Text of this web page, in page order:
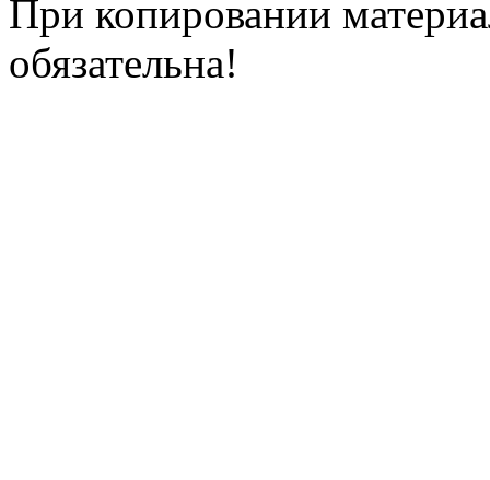
При копировании
обязательна!